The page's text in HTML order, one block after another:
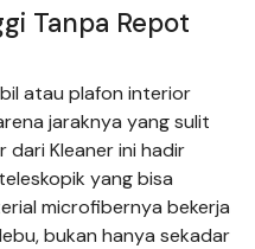
Tanpa Repot
atau plafon interior
jaraknya yang sulit
dari Kleaner ini hadir
yang bisa
microfibernya bekerja
bukan hanya sekadar